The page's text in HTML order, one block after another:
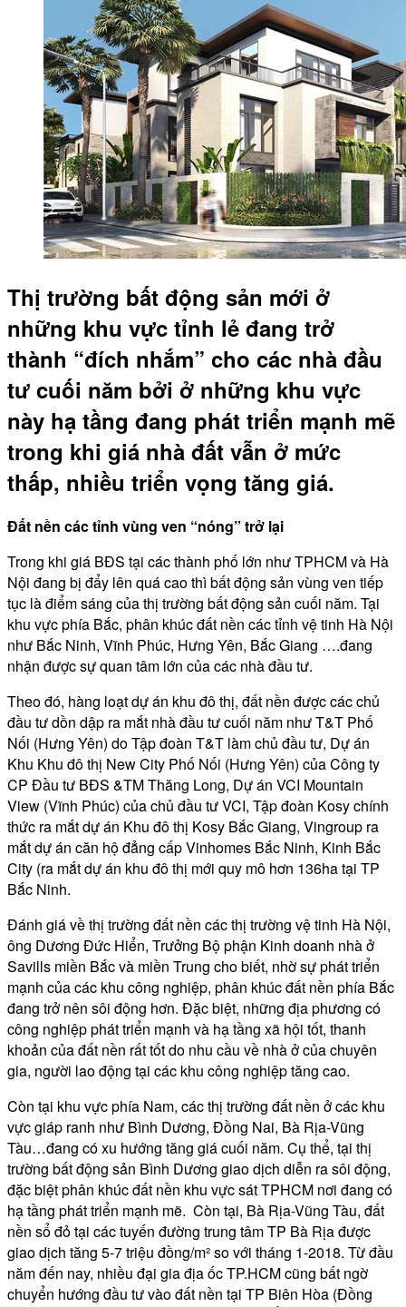
Thị trường bất động sản mới ở
những khu vực tỉnh lẻ đang trở
thành “đích nhắm” cho các nhà đầu
tư cuối năm bởi ở những khu vực
này hạ tầng đang phát triển mạnh mẽ
trong khi giá nhà đất vẫn ở mức
thấp, nhiều triển vọng tăng giá.
Đất nền các tỉnh vùng ven “nóng” trở lại
Trong khi giá BĐS tại các thành phố lớn như TPHCM và Hà
Nội đang bị đẩy lên quá cao thì bất động sản vùng ven tiếp
tục là điểm sáng của thị trường bất động sản cuối năm. Tại
khu vực phía Bắc, phân khúc đất nền các tỉnh vệ tinh Hà Nội
như Bắc Ninh, Vĩnh Phúc, Hưng Yên, Bắc Giang ….đang
nhận được sự quan tâm lớn của các nhà đầu tư.
Theo đó, hàng loạt dự án khu đô thị, đất nền được các chủ
đầu tư dồn dập ra mắt nhà đầu tư cuối năm như T&T Phố
Nối (Hưng Yên) do Tập đoàn T&T làm chủ đầu tư, Dự án
Khu Khu đô thị New City Phố Nối (Hưng Yên) của Công ty
CP Đầu tư BĐS &TM Thăng Long, Dự án VCI Mountain
View (Vĩnh Phúc) của chủ đầu tư VCI, Tập đoàn Kosy chính
thức ra mắt dự án Khu đô thị Kosy Bắc Giang, Vingroup ra
mắt dự án căn hộ đẳng cấp Vinhomes Bắc Ninh, Kinh Bắc
City (ra mắt dự án khu đô thị mới quy mô hơn 136ha tại TP
Bắc Ninh.
Đánh giá về thị trường đất nền các thị trường vệ tinh Hà Nội,
ông Dương Đức Hiển, Trưởng Bộ phận Kinh doanh nhà ở
Savills miền Bắc và miền Trung cho biết, nhờ sự phát triển
mạnh của các khu công nghiệp, phân khúc đất nền phía Bắc
đang trở nên sôi động hơn. Đặc biệt, những địa phương có
công nghiệp phát triển mạnh và hạ tầng xã hội tốt, thanh
khoản của đất nền rất tốt do nhu cầu về nhà ở của chuyên
gia, người lao động tại các khu công nghiệp tăng cao.
Còn tại khu vực phía Nam, các thị trường đất nền ở các khu
vực giáp ranh như Bình Dương, Đồng Nai, Bà Rịa-Vũng
Tàu…đang có xu hướng tăng giá cuối năm. Cụ thể, tại thị
trường bất động sản Bình Dương giao dịch diễn ra sôi động,
đặc biệt phân khúc đất nền khu vực sát TPHCM nơi đang có
hạ tầng phát triển mạnh mẽ. Còn tại, Bà Rịa-Vũng Tàu, đất
nền sổ đỏ tại các tuyến đường trung tâm TP Bà Rịa được
giao dịch tăng 5-7 triệu đồng/m² so với tháng 1-2018. Từ đầu
năm đến nay, nhiều đại gia địa ốc TP.HCM cũng bất ngờ
chuyển hướng đầu tư vào đất nền tại TP Biên Hòa (Đồng